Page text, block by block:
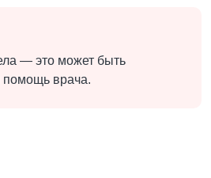
— это может быть
помощь врача.